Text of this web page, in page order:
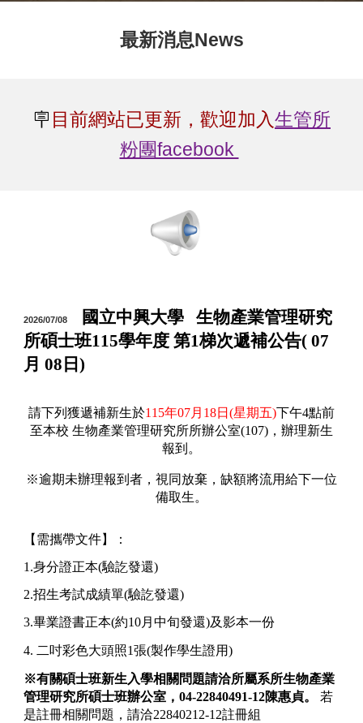
最新消息News
🪧 目前網站已更新，歡迎加入生管所
粉團facebook
2026/07/08
國立中興大學 生物產業管理研究
所碩士班115學年度 第1梯次遞補公告( 07
月08 日)
請下列獲遞補新生於115年07月 18日(星期五)下午4點前
至本校 生物產業管理研究所所辦公室(107)，辦理新生
報到。
※逾期未辦理報到者，視同放棄，缺額將流用給下一位
備取生。
【需攜帶文件】：
1.身分證正本(驗訖發還)
2.招生考試成績單(驗訖發還)
3.畢業證書正本(約10月中旬發還)及影本一份
4. 二吋彩色大頭照1張(製作學生證用)
※有關碩士班新生入學相關問題請洽所屬系所生物產業
管理研究所碩士班辦公室，04-22840491-12陳惠貞。
若
是註冊相關問題，請洽22840212-12註冊組